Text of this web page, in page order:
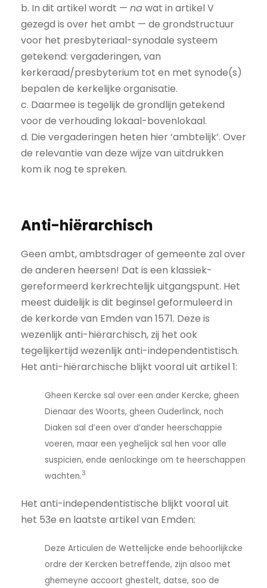
b. In dit artikel wordt — nawat in artikel V
gezegd is over het ambt — de grondstructuur
voor het presbyteriaal-synodale systeem
getekend: vergaderingen, van
kerkeraad/presbyterium tot en met synode(s)
bepalen de kerkelijke organisatie.
c. Daarmee is tegelijk de grondlijn getekend
voor de verhouding lokaal-bovenlokaal.
d. Die vergaderingen heten hier ‘ambtelijk’. Over
de relevantie van deze wijze van uitdrukken
kom ik nog te spreken.
Anti-hiërarchisch
Geen ambt, ambtsdrager of gemeente zal over
de anderen heersen! Dat is een klassiek-
gereformeerd kerkrechtelijk uitgangspunt. Het
meest duidelijk is dit beginsel geformuleerd in
de kerkorde van Emden van 1571. Deze is
wezenlijk anti-hiërarchisch, zij het ook
tegelijkertijd wezenlijk anti-independentistisch.
Het anti-hiërarchische blijkt vooral uit artikel 1:
Gheen Kercke sal over een ander Kercke, gheen
Dienaar des Woorts, gheen Ouderlinck, noch
Diaken sal d’een over d’ander heerschappie
voeren, maar een yeghelijck sal hen voor alle
suspicien, ende aenlockinge om te heerschappen
wachten.3
Het anti-independentistische blijkt vooral uit
het 53e en laatste artikel van Emden:
Deze Articulen de Wettelijcke ende behoorlijkcke
ordre der Kercken betreffende, zijn alsoo met
ghemeyne accoort ghestelt, datse, soo de